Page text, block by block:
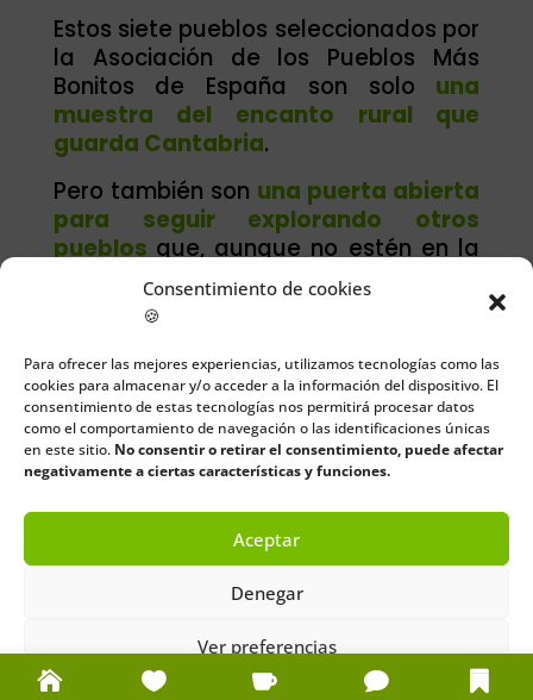
Consentimiento de cookies
🍪
Para ofrecer las mejores experiencias, utilizamos tecnologías como las
cookies para almacenar y/o acceder a la información del dispositivo. El
consentimiento de estas tecnologías nos permitirá procesar datos
como el comportamiento de navegación o las identificaciones únicas
en este sitio. No consentir o retirar el consentimiento, puede afectar
negativamente a ciertas características y funciones.
Aceptar
Denegar
Ver preferencias
Estos siete pueblos seleccionados por
la Asociación de los Pueblos Más
Bonitos de España son solo una
muestra del encanto rural que
guarda Cantabria.
Pero también son una puerta abierta
para seguir explorando otros
pueblos que, aunque no estén en la
lista oficial, tienen un valor único y
auténtico.
Recuerda: viajar por Cantabria es
placer en cualquier época del año, y
cada visita es diferente.
La próxima vez que te preguntes
dónde ir en busca de belleza,
autenticidad y calma, piensa en